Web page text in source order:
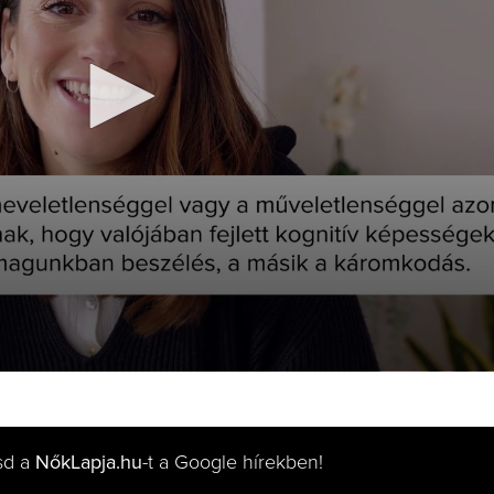
a NőkLapja.hu-t a Google hírekben!